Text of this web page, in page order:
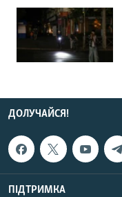
ДОЛУЧАЙСЯ!
ПІДТРИМКА